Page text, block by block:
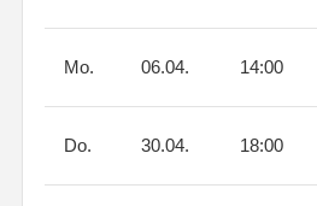
Mo. 06.04. 14:00
Do. 30.04. 18:00